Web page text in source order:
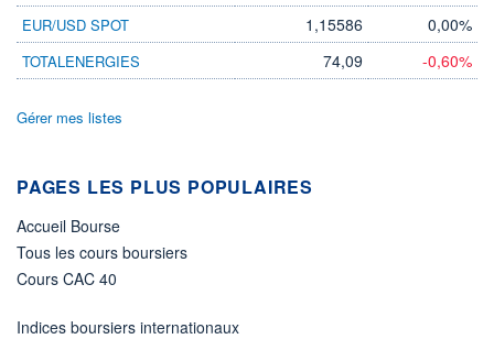
EUR/USD SPOT 1,15586 0,00%
TOTALENERGIES 74,09 -0,60%
Gérer mes listes
PAGES LES PLUS POPULAIRES
Accueil Bourse
Tous les cours boursiers
Cours CAC 40
Indices boursiers internationaux